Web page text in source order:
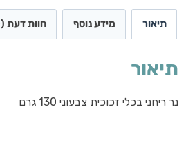
תיאור מידע נוסף חוות דעת (0)
תיאור
נר ריחני בכלי זכוכית צבעוני 130 גרם